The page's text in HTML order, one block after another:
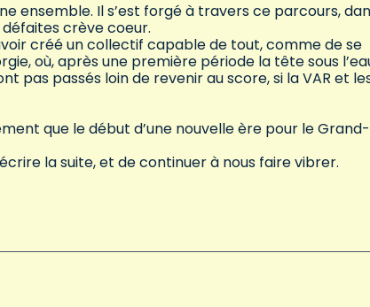
ensemble. Il s’est forgé à travers ce parcours,
crève coeur.
créé un collectif capable de tout, comme de se
où, après une première période la tête sous
pas passés loin de revenir au score, si la VAR et
que le début d’une nouvelle ère pour le Grand-
la suite, et de continuer à nous faire vibrer.